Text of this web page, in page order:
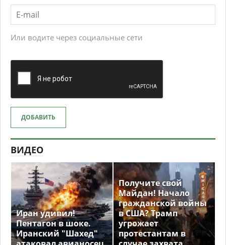
Или водите через социальные сети
ДОБАВИТЬ
ВИДЕО
Иран удивил!
Пентагон в шоке.
Иранский "Шахед"
Получите свой
Майдан! Начало
гражданской войны
в США? Трамп
угрожает
протестантам в